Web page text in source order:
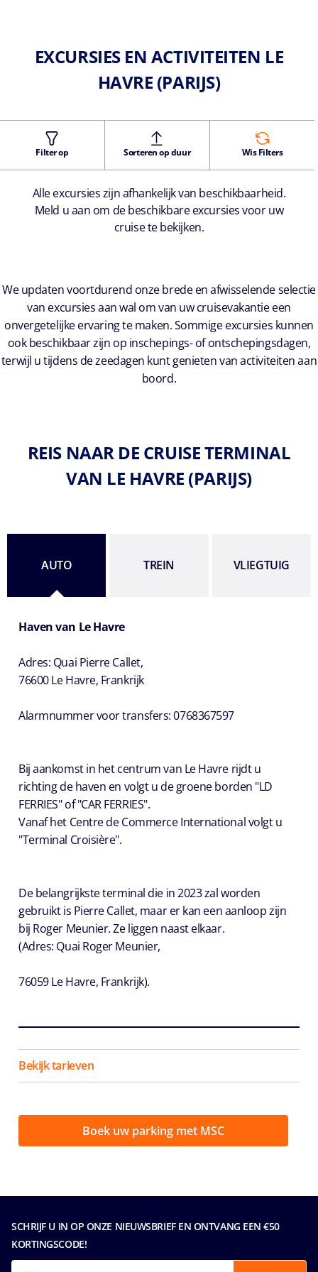
EXCURSIES EN ACTIVITEITEN LE
HAVRE (PARIJS)
Filter op Sorteren op duur Wis Filters
Alle excursies zijn afhankelijk van beschikbaarheid.
Meld u aan om de beschikbare excursies voor uw
cruise te bekijken.
We updaten voortdurend onze brede en afwisselende selectie
van excursies aan wal om van uw cruisevakantie een
onvergetelijke ervaring te maken. Sommige excursies kunnen
ook beschikbaar zijn op inschepings- of ontschepingsdagen,
terwijl u tijdens de zeedagen kunt genieten van activiteiten aan
boord.
REIS NAAR DE CRUISE TERMINAL
VAN LE HAVRE (PARIJS)
AUTO TREIN VLIEGTUIG
Haven van Le Havre
Adres: Quai Pierre Callet,
76600 Le Havre, Frankrijk
Alarmnummer voor transfers: 0768367597
Bij aankomst in het centrum van Le Havre rijdt u
richting de haven en volgt u de groene borden "LD
FERRIES" of "CAR FERRIES".
Vanaf het Centre de Commerce International volgt u
"Terminal Croisière".
De belangrijkste terminal die in 2023 zal worden
gebruikt is Pierre Callet, maar er kan een aanloop zijn
bij Roger Meunier. Ze liggen naast elkaar.
(Adres: Quai Roger Meunier,
76059 Le Havre, Frankrijk).
Boek uw parking met MSC
Bekijk tarieven
SCHRIJF U IN OP ONZE NIEUWSBRIEF EN ONTVANG EEN €50
KORTINGSCODE!